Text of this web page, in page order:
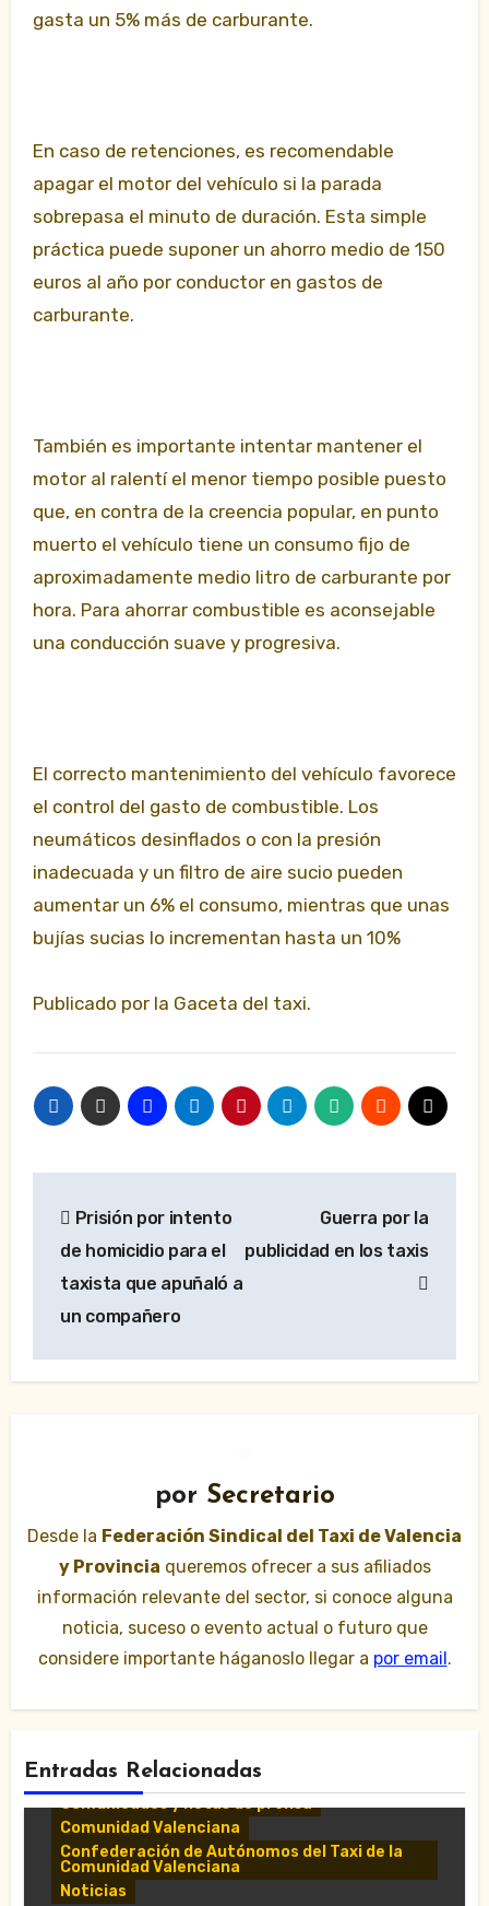
gasta un 5% más de carburante.
En caso de retenciones, es recomendable
apagar el motor del vehículo si la parada
sobrepasa el minuto de duración. Esta simple
práctica puede suponer un ahorro medio de 150
euros al año por conductor en gastos de
carburante.
También es importante intentar mantener el
motor al ralentí el menor tiempo posible puesto
que, en contra de la creencia popular, en punto
muerto el vehículo tiene un consumo fijo de
aproximadamente medio litro de carburante por
hora. Para ahorrar combustible es aconsejable
una conducción suave y progresiva.
El correcto mantenimiento del vehículo favorece
el control del gasto de combustible. Los
neumáticos desinflados o con la presión
inadecuada y un filtro de aire sucio pueden
aumentar un 6% el consumo, mientras que unas
bujías sucias lo incrementan hasta un 10%
Publicado por la Gaceta del taxi.
de
entradas
Prisión por intento
de homicidio para el
taxista que apuñaló a
un compañero
Guerra por la
publicidad en los taxis
por Secretario
Desde la Federación Sindical del Taxi de Valencia
y Provincia queremos ofrecer a sus afiliados
información relevante del sector, si conoce alguna
noticia, suceso o evento actual o futuro que
considere importante háganoslo llegar a por email.
Entradas Relacionadas
Comunicados y notas de prensa
Comunidad Valenciana
Confederación de Autónomos del Taxi de la
Comunidad Valenciana
Noticias